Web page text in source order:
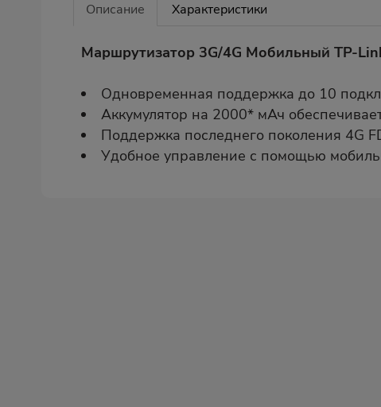
Описание Характеристики
Маршрутизатор 3G/4G Мобильный TP-
Одновременная поддержка до 10
Аккумулятор на 2000* мАч
Поддержка последнего поколения 4G
Удобное управление с помощью